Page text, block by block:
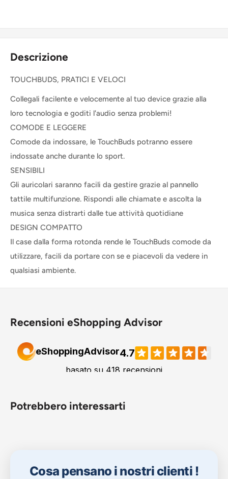
Descrizione
TOUCHBUDS, PRATICI E VELOCI
Collegali facilente e velocemente al tuo device grazie alla
loro tecnologia e goditi l'audio senza problemi!
COMODE E LEGGERE
Comode da indossare, le TouchBuds potranno essere
indossate anche durante lo sport.
SENSIBILI
Gli auricolari saranno facili da gestire grazie al pannello
tattile multifunzione. Rispondi alle chiamate e ascolta la
musica senza distrarti dalle tue attività quotidiane
DESIGN COMPATTO
Il case dalla forma rotonda rende le TouchBuds comode da
utilizzare, facili da portare con se e piacevoli da vedere in
qualsiasi ambiente.
Recensioni eShopping Advisor
Potrebbero interessarti
Cosa pensano i nostri clienti !